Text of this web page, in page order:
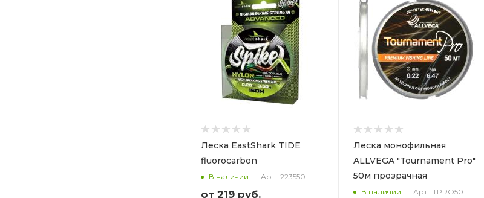
Леска EastShark TIDE
fluorocarbon
В наличии Арт.: 223550
от 219 руб.
Леска монофильная
ALLVEGA "Tournament Pro"
50м прозрачная
В наличии Арт.: TPRO50